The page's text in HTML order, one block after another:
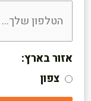
אזור בארץ:
צפון